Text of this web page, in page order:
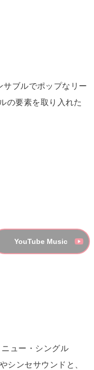
ブルでポップなリー
の要素を取り入れた
YouTube Music
ニュー・シングル
シンセサウンドと、